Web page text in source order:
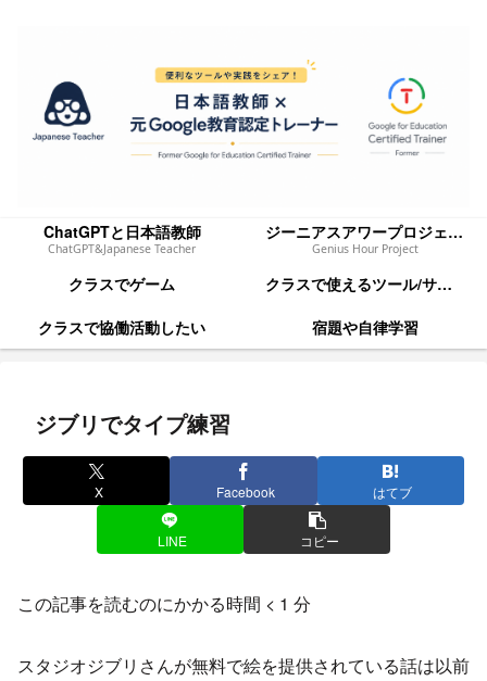
ChatGPTと日本語教師
ChatGPT&Japanese Teacher
ジーニアスアワープロジェクト
Genius Hour Project
クラスでゲーム
クラスで使えるツール/サイト
クラスで協働活動したい
宿題や自律学習
ジブリでタイプ練習
X Facebook はてブ
LINE コピー
この記事を読むのにかかる時間 < 1 分
スタジオジブリさんが無料で絵を提供されている話は以前